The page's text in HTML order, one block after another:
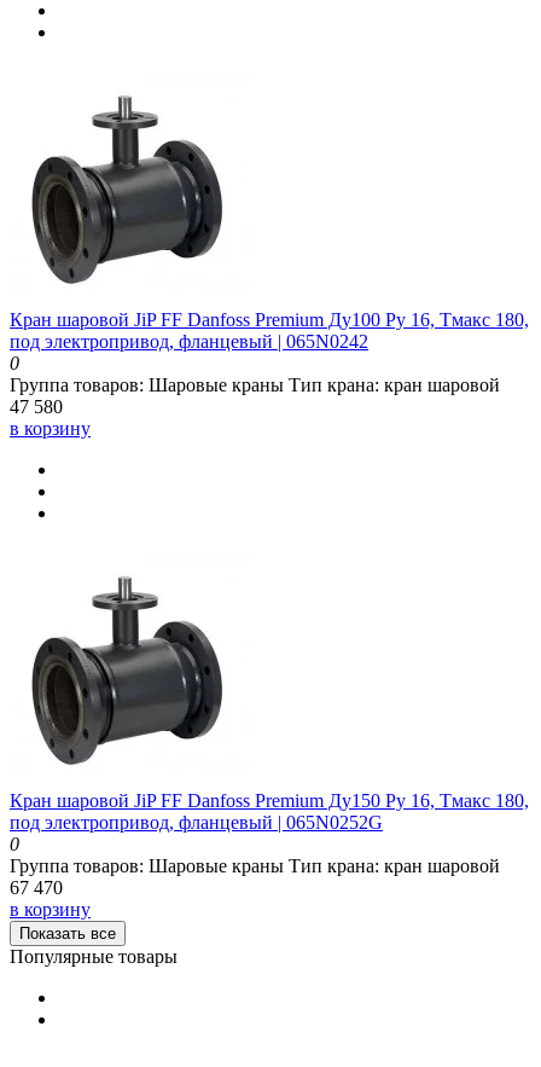
Кран шаровой JiP FF Danfoss Premium Ду100 Ру 16, Тмакс 180,
под электропривод, фланцевый | 065N0242
0
Группа товаров: Шаровые краны Тип крана: кран шаровой
47 580
в корзину
Кран шаровой JiP FF Danfoss Premium Ду150 Ру 16, Тмакс 180,
под электропривод, фланцевый | 065N0252G
0
Группа товаров: Шаровые краны Тип крана: кран шаровой
67 470
в корзину
Показать все
Популярные товары